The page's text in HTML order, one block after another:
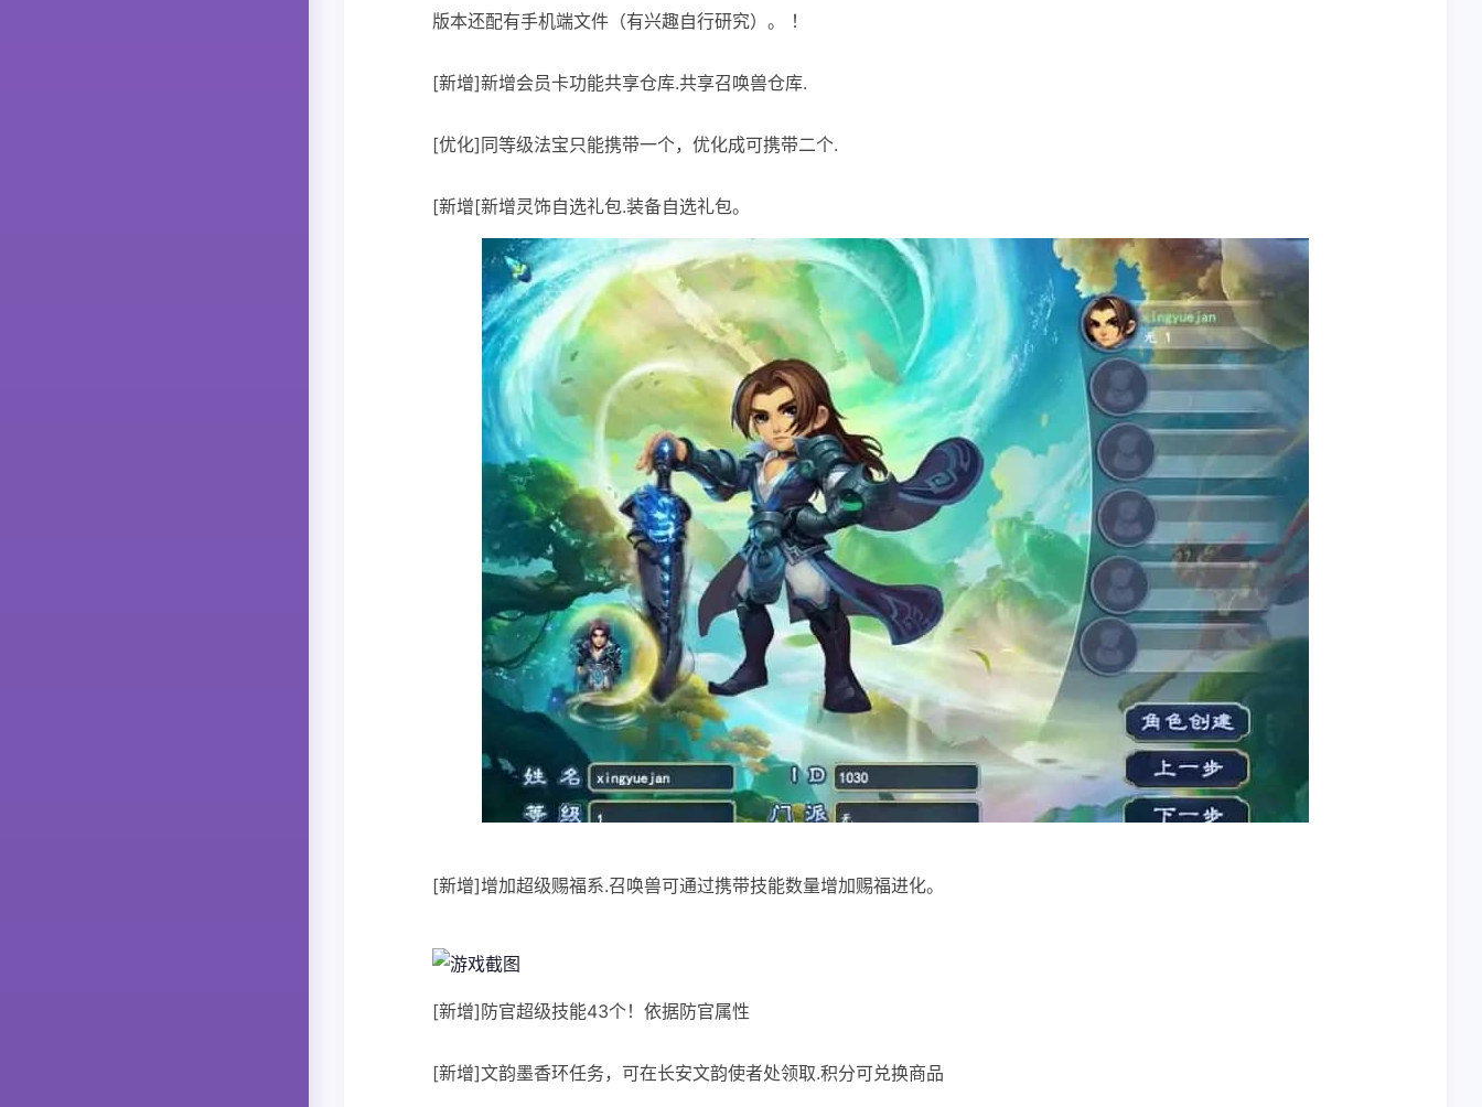
版本还配有手机端文件（有兴趣自行研究）。 ！
[新增]新增会员卡功能共享仓库.共享召唤兽仓库.
[优化]同等级法宝只能携带一个，优化成可携带二个.
[新增[新增灵饰自选礼包.装备自选礼包。
[新增]增加超级赐福系.召唤兽可通过携带技能数量增加赐福进化。
[新增]防官超级技能43个！依据防官属性
[新增]文韵墨香环任务，可在长安文韵使者处领取.积分可兑换商品